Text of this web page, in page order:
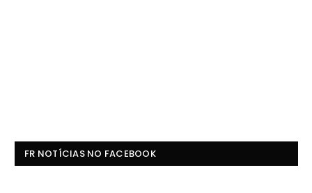
FR NOTÍCIAS NO FACEBOOK